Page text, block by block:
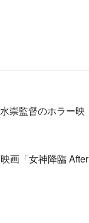
崇監督のホラー映
画「女神降臨 After